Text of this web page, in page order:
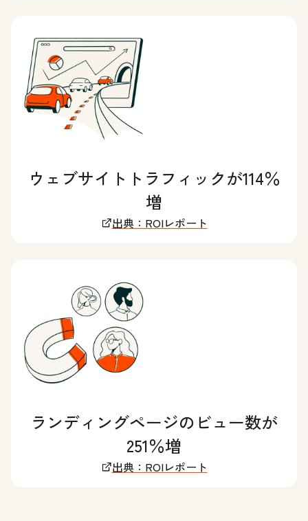
ウェブサイトトラフィックが114％
増
出典：ROIレポート
ランディングページのビュー数が
251％増
出典：ROIレポート